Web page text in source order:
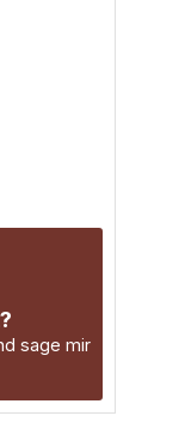
sage mir